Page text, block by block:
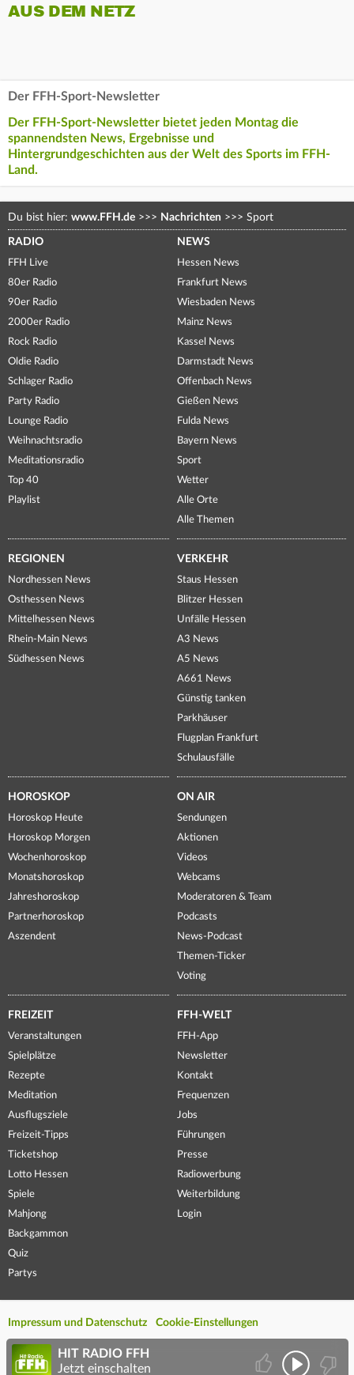
AUS DEM NETZ
Der FFH-Sport-Newsletter
Der FFH-Sport-Newsletter bietet jeden Montag die
spannendsten News, Ergebnisse und
Hintergrundgeschichten aus der Welt des Sports im FFH-
Land.
Du bist hier: www.FFH.de >>> Nachrichten >>> Sport
RADIO
FFH Live
80er Radio
90er Radio
2000er Radio
Rock Radio
Oldie Radio
Schlager Radio
Party Radio
Lounge Radio
Weihnachtsradio
Meditationsradio
Top 40
Playlist
NEWS
Hessen News
Frankfurt News
Wiesbaden News
Mainz News
Kassel News
Darmstadt News
Offenbach News
Gießen News
Fulda News
Bayern News
Sport
Wetter
Alle Orte
Alle Themen
REGIONEN
Nordhessen News
Osthessen News
Mittelhessen News
Rhein-Main News
Südhessen News
VERKEHR
Staus Hessen
Blitzer Hessen
Unfälle Hessen
A3 News
A5 News
A661 News
Günstig tanken
Parkhäuser
Flugplan Frankfurt
Schulausfälle
HOROSKOP
Horoskop Heute
Horoskop Morgen
Wochenhoroskop
Monatshoroskop
Jahreshoroskop
Partnerhoroskop
Aszendent
ON AIR
Sendungen
Aktionen
Videos
Webcams
Moderatoren & Team
Podcasts
News-Podcast
Themen-Ticker
Voting
FREIZEIT
Veranstaltungen
Spielplätze
Rezepte
Meditation
Ausflugsziele
Freizeit-Tipps
Ticketshop
Lotto Hessen
Spiele
Mahjong
Backgammon
Quiz
Partys
FFH-WELT
FFH-App
Newsletter
Kontakt
Frequenzen
Jobs
Führungen
Presse
Radiowerbung
Weiterbildung
Login
Impressum und Datenschutz Cookie-Einstellungen
HIT RADIO FFH
Jetzt einschalten